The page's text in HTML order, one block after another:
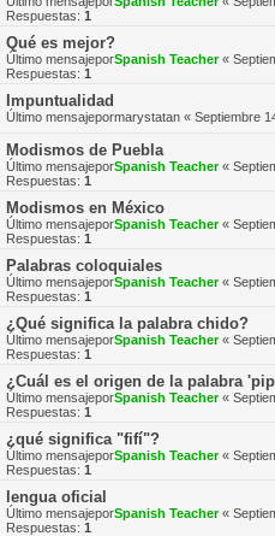
Respuestas: 1
Qué es mejor?
Último mensajeporSpanish Teacher«
Respuestas: 1
Impuntualidad
Último mensajepormarystatan « Septiembre
Modismos de Puebla
Último mensajeporSpanish Teacher«
Respuestas: 1
Modismos en México
Último mensajeporSpanish Teacher«
Respuestas: 1
Palabras coloquiales
Último mensajeporSpanish Teacher«
Respuestas: 1
¿Qué significa la palabra chido?
Último mensajeporSpanish Teacher«
Respuestas: 1
¿Cuál es el origen de la palabra
Último mensajeporSpanish Teacher«
Respuestas: 1
¿qué significa "fifí"?
Último mensajeporSpanish Teacher«
Respuestas: 1
lengua oficial
Último mensajeporSpanish Teacher«
Respuestas: 1